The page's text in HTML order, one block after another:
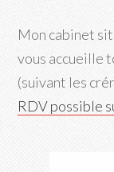
Mon cabinet
vous accueille
(suivant les
RDV possible